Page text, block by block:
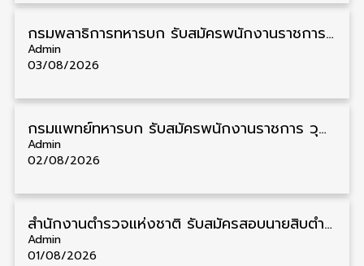
กรมพลาธิการทหารบก รับสมัครพนักงานราชการ วุฒิ ม.3/ม.6/ปวช. 66 อัตรา รับสมัคร 10 – 17 สิงหาคม
Admin
03/08/2026
กรมแพทย์ทหารบก รับสมัครพนักงานราชการ วุฒิ ม.3/ม.6/ปวช./ปวท./ปวส. 6 อัตรา รับสมัคร 3 – 7 สิงหาคม
Admin
02/08/2026
สำนักงานตำรวจแห่งชาติ รับสมัครสอบนายสิบตำรวจ วุฒิ ม.6/ปวช. 6,000 อัตรา รับสมัคร 8 – 19 สิงหาคม
Admin
01/08/2026